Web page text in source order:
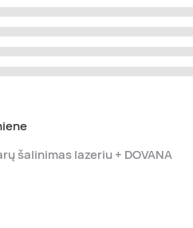
šalinimas lazeriu + DOVANA